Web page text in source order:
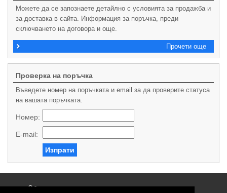
Можете да се запознаете детайлно с условията за продажба и
за доставка в сайта. Информация за поръчка, преди
сключването на договора и още.
Прочети още
Проверка на поръчка
Въведете номер на поръчката и email за да проверите статуса
на вашата поръчката.
Номер:
E-mail:
Изпрати
Общи условия